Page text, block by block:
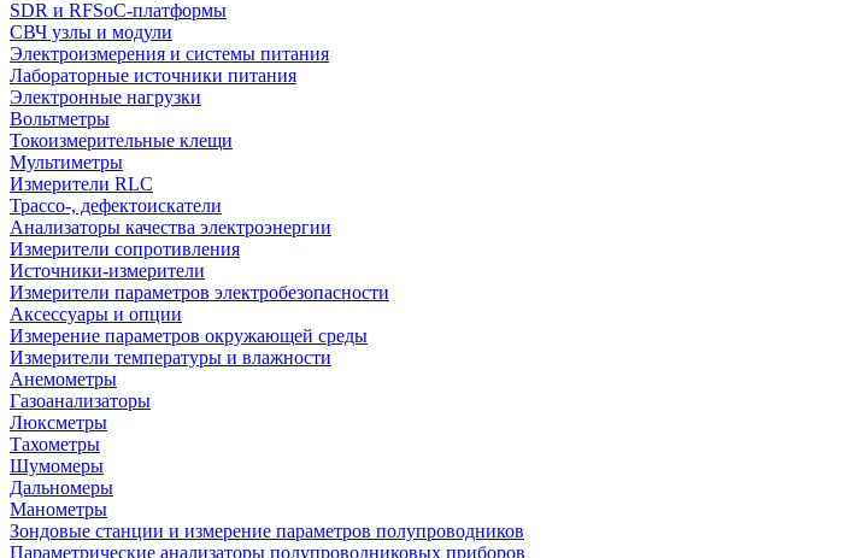
SDR и RFSoC‑платформы
СВЧ узлы и модули
Электроизмерения и системы питания
Лабораторные источники питания
Электронные нагрузки
Вольтметры
Токоизмерительные клещи
Мультиметры
Измерители RLC
Трассо-, дефектоискатели
Анализаторы качества электроэнергии
Измерители сопротивления
Источники-измерители
Измерители параметров электробезопасности
Аксессуары и опции
Измерение параметров окружающей среды
Измерители температуры и влажности
Анемометры
Газоанализаторы
Люксметры
Тахометры
Шумомеры
Дальномеры
Манометры
Зондовые станции и измерение параметров полупроводников
Параметрические анализаторы полупроводниковых приборов